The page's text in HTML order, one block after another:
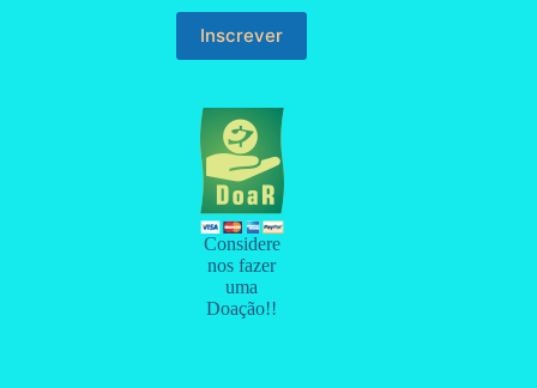
Considere
nos fazer
uma
Doação!!